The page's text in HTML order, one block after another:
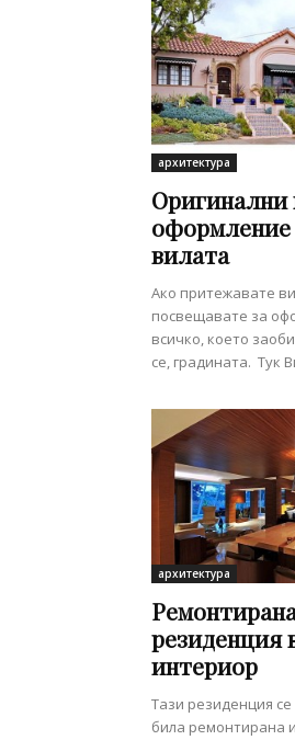
архитектура
Оригинални
оформление
вилата
Ако притежавате
посвещавате за
всичко, което
се, градината. Тук
архитектура
резиденция
интериор
Тази резиденция
била ремонтирана